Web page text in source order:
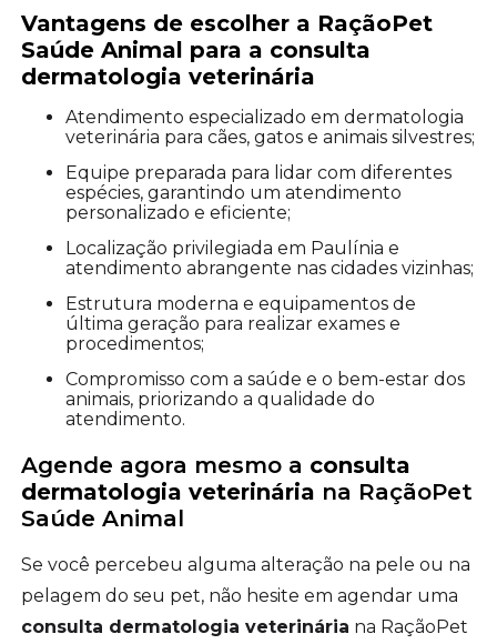
Vantagens de escolher a RaçãoPet
Saúde Animal para a consulta
dermatologia veterinária
Atendimento especializado em dermatologia
veterinária para cães, gatos e animais silvestres;
Equipe preparada para lidar com diferentes
espécies, garantindo um atendimento
personalizado e eficiente;
Localização privilegiada em Paulínia e
atendimento abrangente nas cidades vizinhas;
Estrutura moderna e equipamentos de
última geração para realizar exames e
procedimentos;
Compromisso com a saúde e o bem-estar dos
animais, priorizando a qualidade do
atendimento.
Agende agora mesmo a consulta
dermatologia veterinária na RaçãoPet
Saúde Animal
Se você percebeu alguma alteração na pele ou na
pelagem do seu pet, não hesite em agendar uma
consulta dermatologia veterinária na RaçãoPet